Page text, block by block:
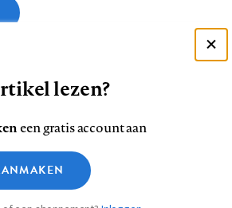
ons
op
InstagramYouTube
Privacy
Medische vragen verdienen
betrouwbare antwoorden
lezen?
een gratis account aan